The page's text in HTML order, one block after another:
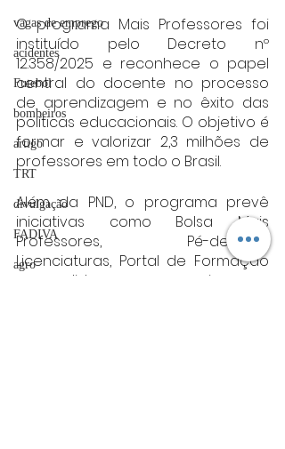
vagas de emprego
acidentes
Futebol
bombeiros
artigo
TRT
divulgação
FADIVA
agro
O programa Mais Professores foi
instituído pelo Decreto nº
12.358/2025 e reconhece o papel
central do docente no processo
de aprendizagem e no êxito das
políticas educacionais. O objetivo é
formar e valorizar 2,3 milhões de
professores em todo o Brasil.
Além da PND, o programa prevê
iniciativas como Bolsa Mais
Professores, Pé-de-Meia
Licenciaturas, Portal de Formação
e medidas em parceria com